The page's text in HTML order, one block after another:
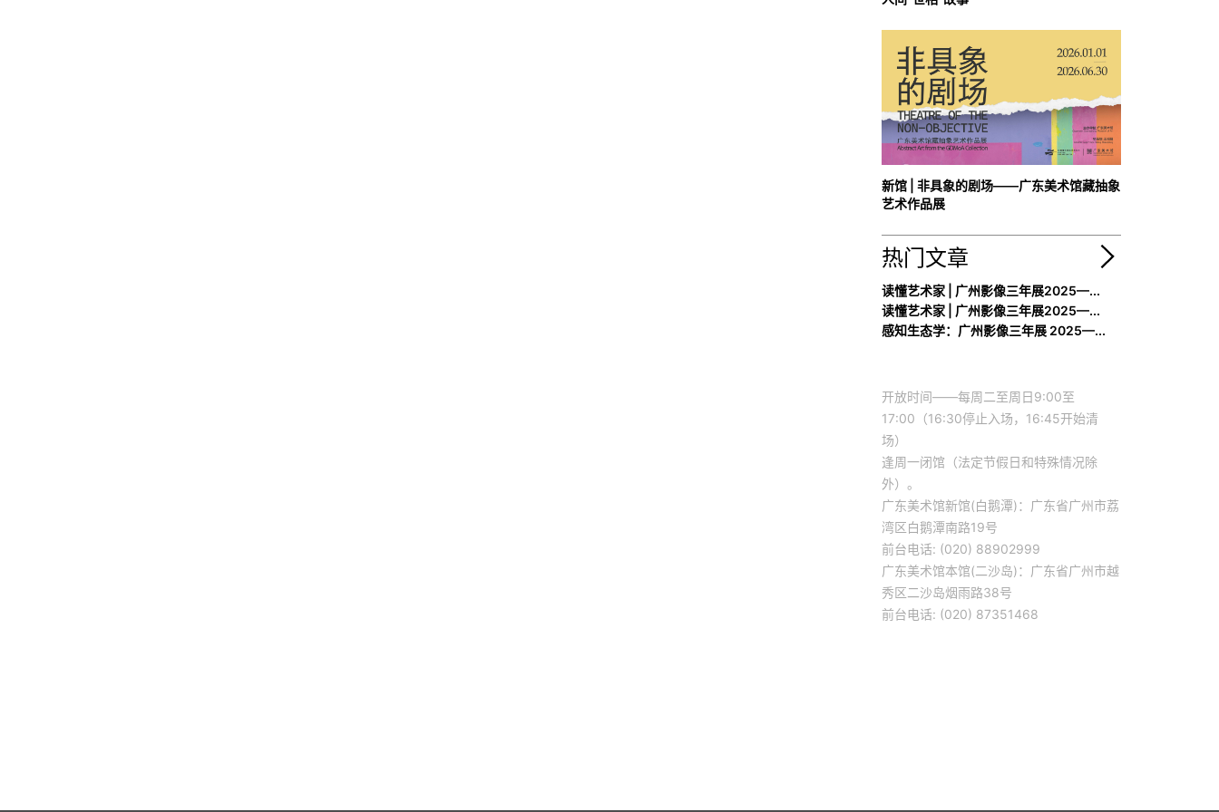
新馆 | 非具象的剧场——广东美术馆藏抽象
艺术作品展
热门文章
读懂艺术家 | 广州影像三年展2025—...
读懂艺术家 | 广州影像三年展2025—...
感知生态学：广州影像三年展 2025—...
开放时间——每周二至周日9:00至
17:00（16:30停止入场，16:45开始清
场）
逢周一闭馆（法定节假日和特殊情况除
外）。
广东美术馆新馆(白鹅潭)：广东省广州市荔
湾区白鹅潭南路19号
前台电话: (020) 88902999
广东美术馆本馆(二沙岛)：广东省广州市越
秀区二沙岛烟雨路38号
前台电话: (020) 87351468